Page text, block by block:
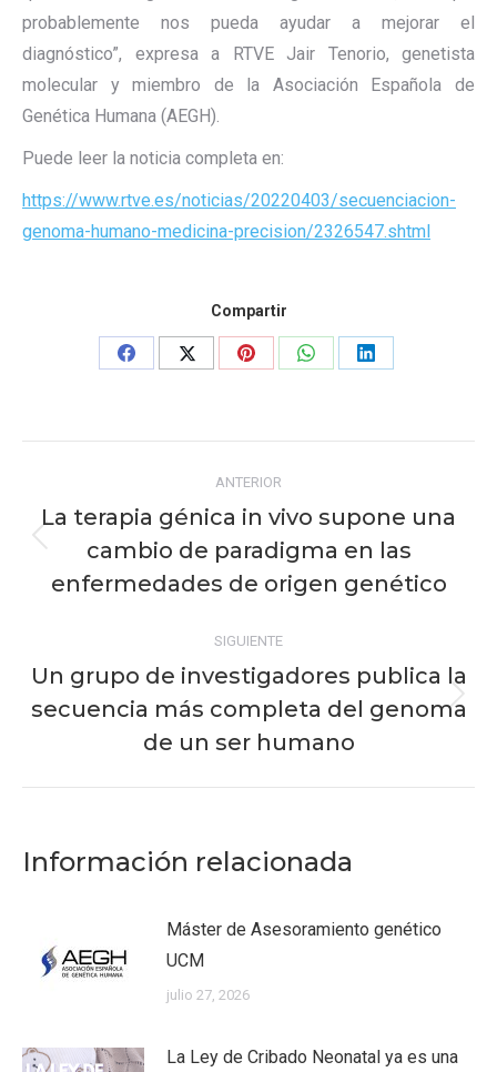
probablemente nos pueda ayudar a mejorar el
diagnóstico”, expresa a RTVE Jair Tenorio, genetista
molecular y miembro de la Asociación Española de
Genética Humana (AEGH).
Puede leer la noticia completa en:
https://www.rtve.es/noticias/20220403/secuenciacion-
genoma-humano-medicina-precision/2326547.shtml
Compartir
Share
Share
Share
Share
Share
entre
publicaciones
ANTERIOR
Publicación
anterior:
La terapia génica in vivo supone una
cambio de paradigma en las
enfermedades de origen genético
SIGUIENTE
Publicación
siguiente:
Un grupo de investigadores publica la
secuencia más completa del genoma
de un ser humano
Información relacionada
Máster de Asesoramiento genético
UCM
julio 27, 2026
La Ley de Cribado Neonatal ya es una